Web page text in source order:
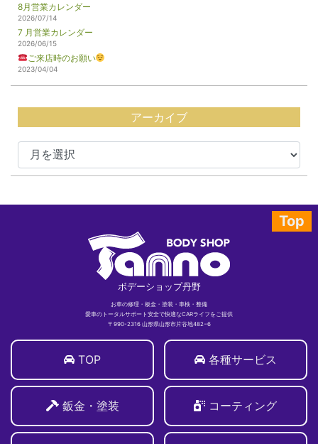
8月営業カレンダー
2026/07/14
7 月営業カレンダー
2026/06/15
ご来店時のお願い
2023/04/04
アーカイブ
Top
ボデーショップ丹野
お車の修理・板金・塗装・車検・整備
愛車のトータルサポート安全で快適なCARライフをご提供
〒990-2316 山形県山形市片谷地482−6
TOP 各種サービス
鈑金・塗装 コーティング